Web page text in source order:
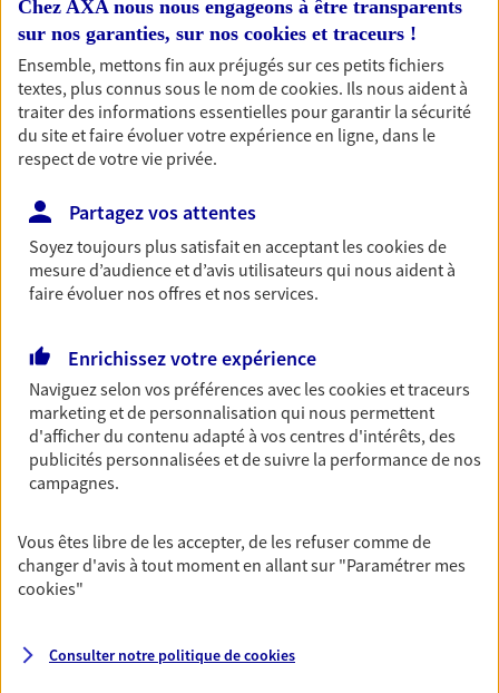
1 résultat correspond à votre
recherche
Passer les
résultats
Liste
Nicolas Renaudin
Prévoyance & Patrimoine
2 Rue Raoul Mortier, 86190 Vouille
Horaires : Fermé
Ouvre le 10 août à 09:00
NOUS CONTACTER
N° Orias * (orias.fr) : 17006355
Chez AXA nous nous engageons à être transparents
sur nos garanties, sur nos cookies et traceurs !
Ensemble, mettons fin aux préjugés sur ces petits fichiers
textes, plus connus sous le nom decookies. Ils nous aident à
traiter des informations essentielles pour garantir la sécurité
du site et faire évoluer votre expérience en ligne, dans le
respect de votre vie privée.
Partagez vos attentes
Soyez toujours plus satisfait en acceptant lescookiesde
mesure d’audience et d’avis utilisateurs qui nous aident à
faire évoluer nos offres et nos services.
Enrichissez votre expérience
Naviguez selon vos préférences avec lescookies et traceurs
marketing et de personnalisation qui nous permettent
d'afficher du contenu adapté à vos centres d'intérêts, des
publicités personnalisées et de suivre la performance de nos
campagnes.
Vous êtes libre de les accepter, de les refuser comme de
changer d'avis à tout moment en allant sur "Paramétrer mes
cookies"
Consulter notre politique decookies